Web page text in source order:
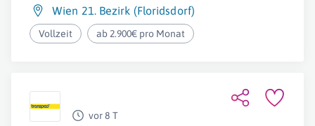
Wien 21. Bezirk (Floridsdorf)
Vollzeit ab 2.900€ pro Monat
vor 8 T